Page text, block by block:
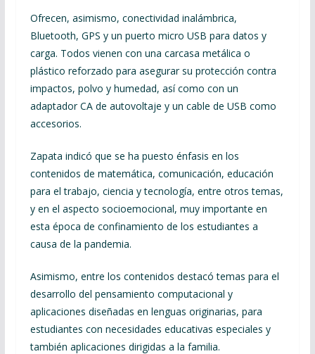
Ofrecen, asimismo, conectividad inalámbrica,
Bluetooth, GPS y un puerto micro USB para datos y
carga. Todos vienen con una carcasa metálica o
plástico reforzado para asegurar su protección contra
impactos, polvo y humedad, así como con un
adaptador CA de autovoltaje y un cable de USB como
accesorios.
Zapata indicó que se ha puesto énfasis en los
contenidos de matemática, comunicación, educación
para el trabajo, ciencia y tecnología, entre otros temas,
y en el aspecto socioemocional, muy importante en
esta época de confinamiento de los estudiantes a
causa de la pandemia.
Asimismo, entre los contenidos destacó temas para el
desarrollo del pensamiento computacional y
aplicaciones diseñadas en lenguas originarias, para
estudiantes con necesidades educativas especiales y
también aplicaciones dirigidas a la familia.